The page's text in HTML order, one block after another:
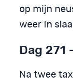
op mijn
weer in
Dag 271
Na twee